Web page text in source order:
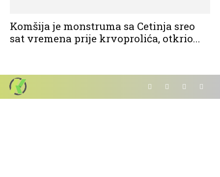
Komšija je monstruma sa Cetinja sreo
sat vremena prije krvoprolića, otkrio...